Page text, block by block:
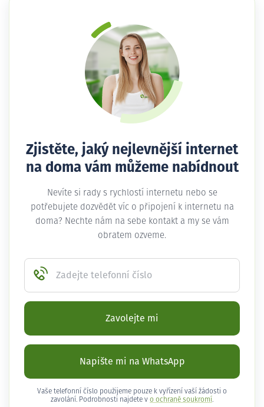
Zjistěte, jaký nejlevnější internet
na doma vám můžeme nabídnout
Nevíte si rady s rychlostí internetu nebo se
potřebujete dozvědět víc o připojení k internetu na
doma? Nechte nám na sebe kontakt a my se vám
obratem ozveme.
Zadejte telefonní číslo
Zavolejte mi
Napište mi na WhatsApp
Vaše telefonní číslo použijeme pouze k vyřízení vaší žádosti o
zavolání. Podrobnosti najdete v o ochraně soukromí .